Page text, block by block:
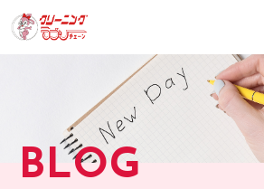
CONCEPT
コンセプト
SHOP
店舗紹介
BLOG